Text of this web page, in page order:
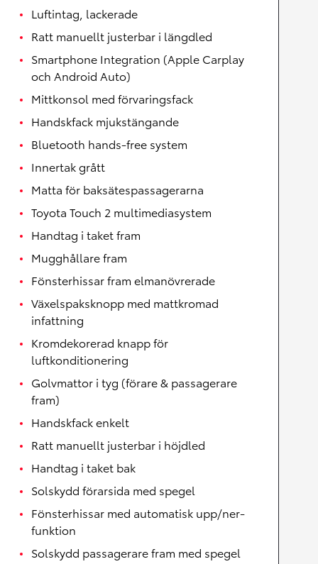
Luftintag, lackerade
Ratt manuellt justerbar i längdled
Smartphone Integration (Apple Carplay
och Android Auto)
Mittkonsol med förvaringsfack
Handskfack mjukstängande
Bluetooth hands-free system
Innertak grått
Matta för baksätespassagerarna
Toyota Touch 2 multimediasystem
Handtag i taket fram
Mugghållare fram
Fönsterhissar fram elmanövrerade
Växelspaksknopp med mattkromad
infattning
Kromdekorerad knapp för
luftkonditionering
Golvmattor i tyg (förare & passagerare
fram)
Handskfack enkelt
Ratt manuellt justerbar i höjdled
Handtag i taket bak
Solskydd förarsida med spegel
Fönsterhissar med automatisk upp/ner-
funktion
Solskydd passagerare fram med spegel